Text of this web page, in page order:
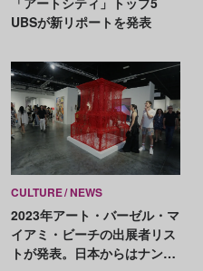
UBSが新リポートを発表
CULTURE NEWS
2023年アート・バーゼル・マ
イアミ・ビーチの出展者リス
トが発表。日本からはナンヅ